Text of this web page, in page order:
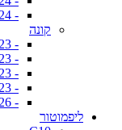
- 2024+
קונה
- 2017-2023 (בנזין)
- 2017-2023 (הייבריד)
- 2018-2023 (חשמלית)
- 2023+ (בנזין/הייבריד)
- 2026+ (חשמלית)
ליפמוטור